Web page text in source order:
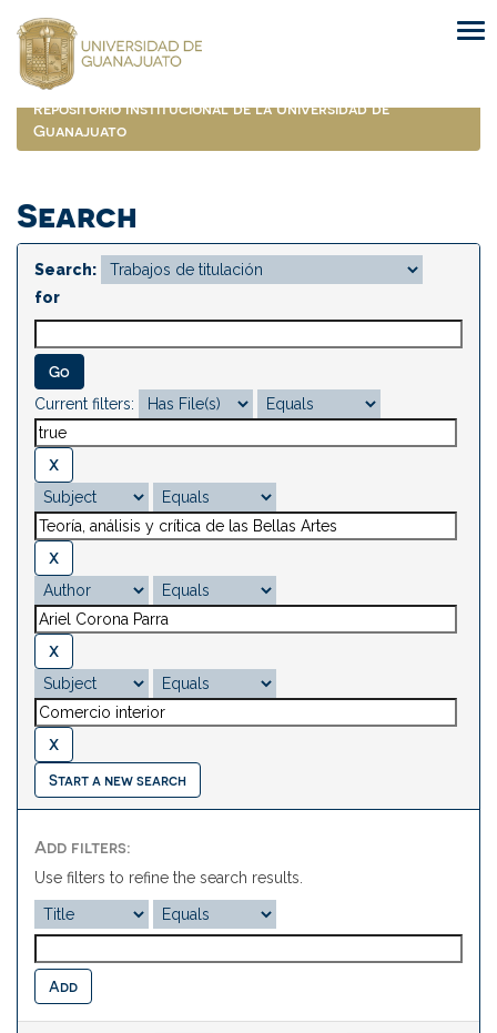
navigation
Repositorio Institucional de la Universidad de
Guanajuato
Search
Search:
for
Current filters:
Start a new search
Add filters:
Use filters to refine the search results.